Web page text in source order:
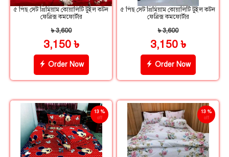
৫ পিছ সেট প্রিমিয়াম কোয়ালিটি টুইল কটন
ফেব্রিক্স কমফোর্টার
৳ 3,600
3,150 ৳
Order Now
৫ পিছ সেট প্রিমিয়াম কোয়ালিটি টুইল কটন
ফেব্রিক্স কমফোর্টার
৳ 3,600
3,150 ৳
Order Now
13 %
off
13 %
off